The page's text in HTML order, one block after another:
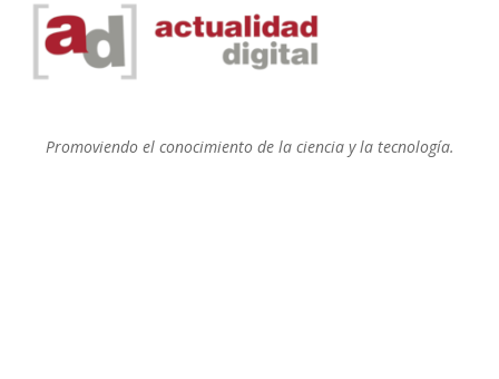
Promoviendo el conocimiento de la ciencia y la tecnología.